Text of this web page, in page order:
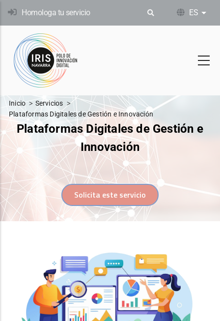
Pasar
contenido
principal
Homologa tu servicio ES
Plataformas Digitales de Gestión e
Innovación
Solicita este servicio
Inicio
Servicios
Plataformas Digitales de Gestión e Innovación